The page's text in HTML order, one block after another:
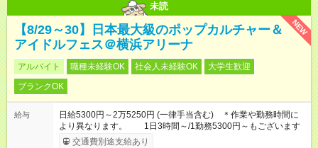
未読
NEW
【8/29～30】日本最大級のポップカルチャー＆
アイドルフェス＠横浜アリーナ
アルバイト 職種未経験OK 社会人未経験OK
大学生歓迎
ブランクOK
給与
日給5300円～2万5250円 (一律手当含む) ＊作業や勤務時間に
より異なります。 1日3時間～/1勤務5300円～もございます
交通費別途支給あり